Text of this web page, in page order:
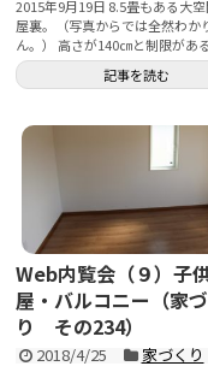
2015年9月19日 8.5畳もある大
屋裏。（写真からでは全然わか
ん。） 高さが140㎝と制限があ
の...
記事を読む
Web内覧会（９）子
屋・バルコニー（家
り その234）
2018/4/25 家づくり